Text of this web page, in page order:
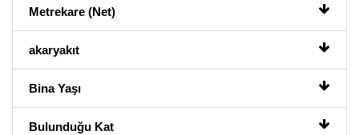
Metrekare (Net)
akaryakıt
Bina Yaşı
Bulunduğu Kat